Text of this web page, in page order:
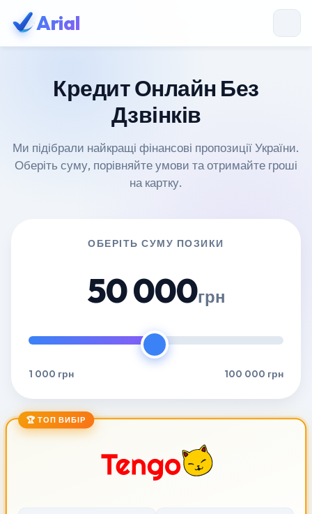
Arial
Кредит Онлайн Без
Дзвінків
Ми підібрали найкращі фінансові пропозиції України.
Оберіть суму, порівняйте умови та отримайте гроші
на картку.
ОБЕРІТЬ СУМУ ПОЗИКИ
50 000грн
1 000 грн 100 000 грн
🏆 ТОП ВИБІР